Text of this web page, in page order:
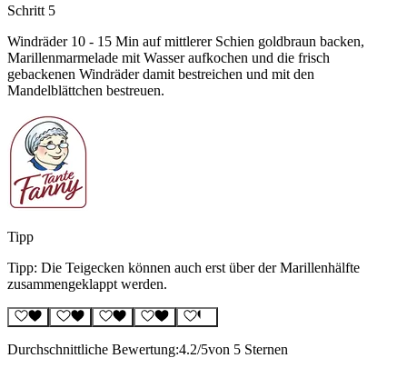
Schritt 5
Windräder 10 - 15 Min auf mittlerer Schien goldbraun backen,
Marillenmarmelade mit Wasser aufkochen und die frisch
gebackenen Windräder damit bestreichen und mit den
Mandelblättchen bestreuen.
Tipp
Tipp: Die Teigecken können auch erst über der Marillenhälfte
zusammengeklappt werden.
Durchschnittliche Bewertung:4.2/5von 5 Sternen